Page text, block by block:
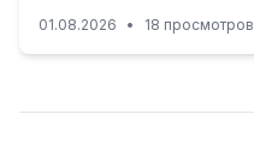
01.08.2026 • 18 просмотров